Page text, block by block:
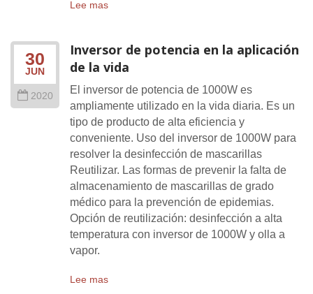
Lee mas
30
JUN
2020
Inversor de potencia en la aplicación
de la vida
El inversor de potencia de 1000W es
ampliamente utilizado en la vida diaria. Es un
tipo de producto de alta eficiencia y
conveniente. Uso del inversor de 1000W para
resolver la desinfección de mascarillas
Reutilizar. Las formas de prevenir la falta de
almacenamiento de mascarillas de grado
médico para la prevención de epidemias.
Opción de reutilización: desinfección a alta
temperatura con inversor de 1000W y olla a
vapor.
Lee mas